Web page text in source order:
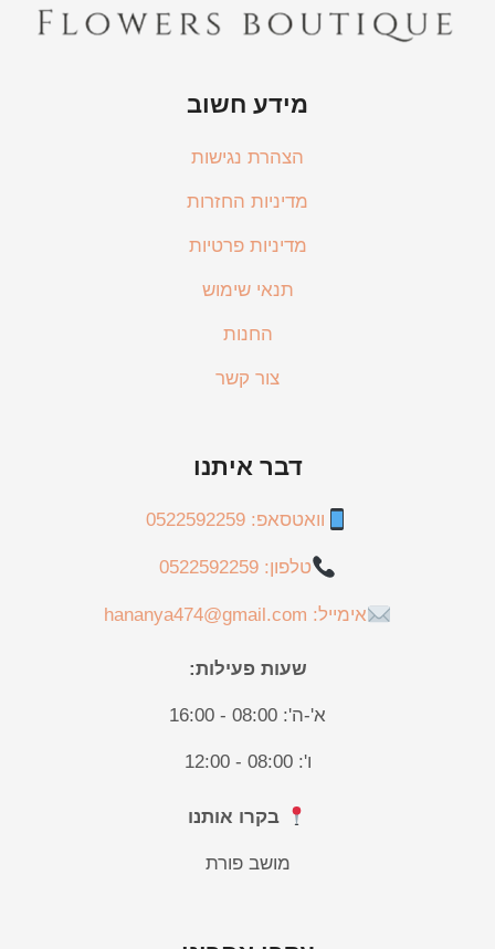
מידע חשוב
הצהרת נגישות
מדיניות החזרות
מדיניות פרטיות
תנאי שימוש
החנות
צור קשר
דבר איתנו
וואטסאפ: 0522592259
טלפון: 0522592259
אימייל: hananya474@gmail.com
שעות פעילות:
א'-ה': 08:00 - 16:00
ו': 08:00 - 12:00
בקרו אותנו
מושב פורת